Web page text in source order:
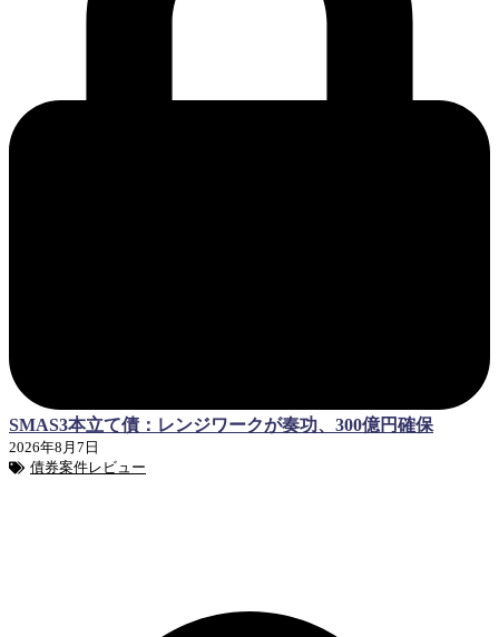
SMAS3本立て債：レンジワークが奏功、300億円確保
2026年8月7日
債券案件レビュー